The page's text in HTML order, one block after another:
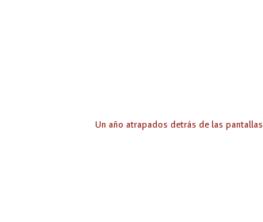
Un año atrapados detrás de las pantallas